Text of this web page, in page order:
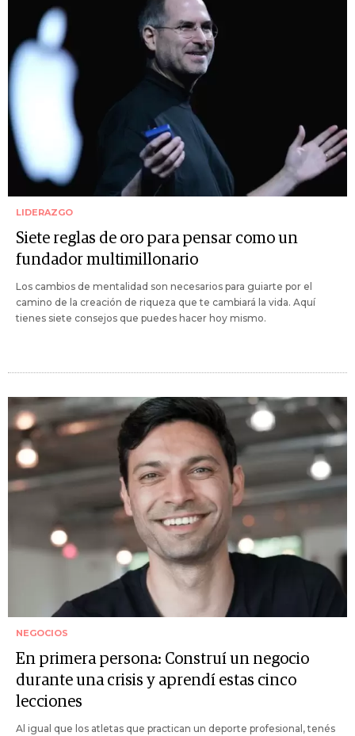
LIDERAZGO
Siete reglas de oro para pensar como un
fundador multimillonario
Los cambios de mentalidad son necesarios para guiarte por el
camino de la creación de riqueza que te cambiará la vida. Aquí
tienes siete consejos que puedes hacer hoy mismo.
NEGOCIOS
En primera persona: Construí un negocio
durante una crisis y aprendí estas cinco
lecciones
Al igual que los atletas que practican un deporte profesional, tenés